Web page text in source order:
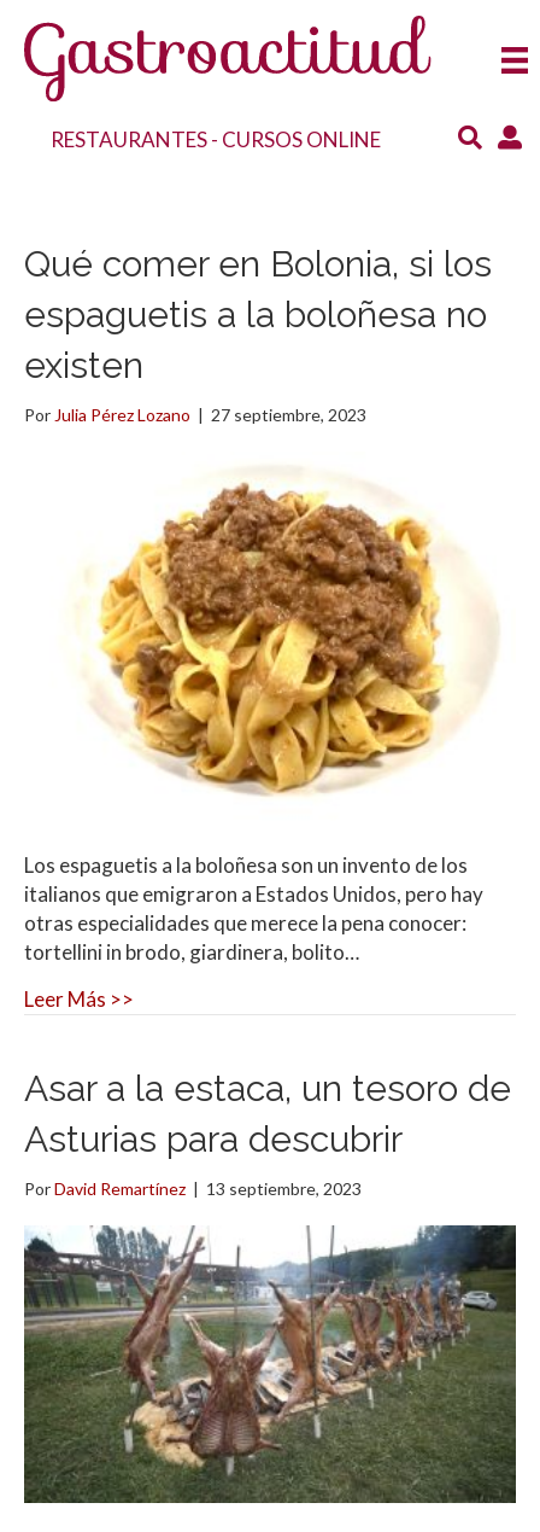
RESTAURANTES- CURSOS ONLINE
Qué comer en Bolonia, si los
espaguetis a la boloñesa no
existen
Por Julia Pérez Lozano | 27 septiembre, 2023
Los espaguetis a la boloñesa son un invento de los
italianos que emigraron a Estados Unidos, pero hay
otras especialidades que merece la pena conocer:
tortellini in brodo, giardinera, bolito…
Leer Más >>
Asar a la estaca, un tesoro de
Asturias para descubrir
PorDavid Remartínez | 13 septiembre, 2023